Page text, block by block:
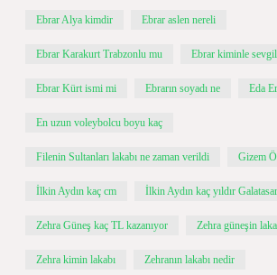
Ebrar Alya kimdir Ebrar aslen nereli
Ebrar Karakurt Trabzonlu mu Ebrar kiminle
Ebrar Kürt ismi mi Ebrarın soyadı ne Eda
En uzun voleybolcu boyu kaç
Filenin Sultanları lakabı ne zaman verildi Gizem
İlkin Aydın kaç cm İlkin Aydın kaç yıldır
Zehra Güneş kaç TL kazanıyor Zehra güneşin
Zehra kimin lakabı Zehranın lakabı nedir